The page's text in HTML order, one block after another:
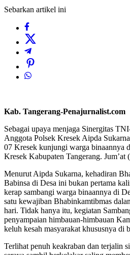
Sebarkan artikel ini
Kab. Tangerang-Penajurnalist.com
Sebagai upaya menjaga Sinergitas
Anggota Polsek Kresek Aipda
07 Kresek kunjungi warga binaannya
Kresek Kabupaten Tangerang. Jum’at
Menurut Aipda Sukarna, kehadiran
Babinsa di Desa ini bukan pertama
kerap sambangi warga binaannya di
satu kewajiban Bhabinkamtibmas
hari. Tidak hanya itu, kegiatan
penyampaian himbauan-himbauan
keluh kesah masyarakat khususnya di
Terlihat penuh keakraban dan terjalin